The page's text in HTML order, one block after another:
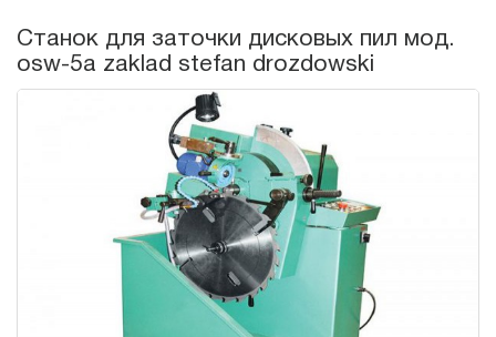
Станок для заточки дисковых пил мод.
osw-5a zaklad stefan drozdowski